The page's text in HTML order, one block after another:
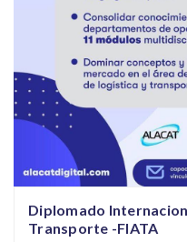
Diplomado
Transporte -FIATA